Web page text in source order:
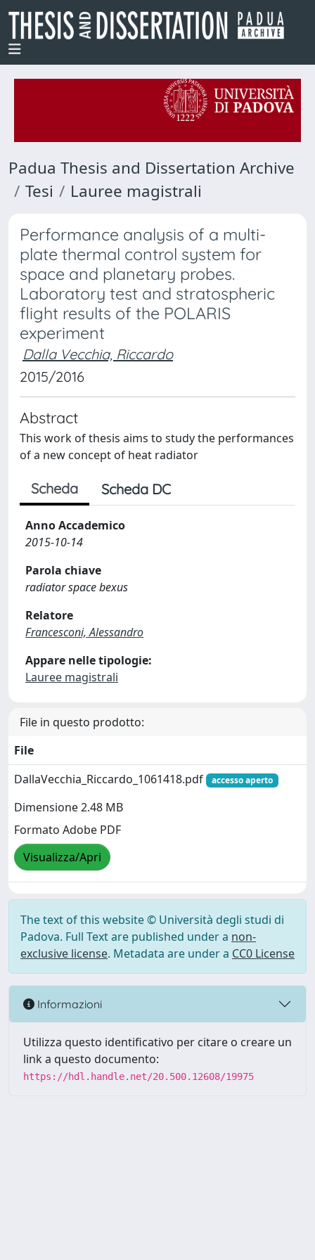
Padua Thesis and Dissertation Archive
Tesi
Lauree magistrali
Performance analysis of a multi-
plate thermal control system for
space and planetary probes.
Laboratory test and stratospheric
flight results of the POLARIS
experiment
Dalla Vecchia, Riccardo
2015/2016
Abstract
This work of thesis aims to study the performances
of a new concept of heat radiator
Scheda Scheda DC
Anno Accademico
2015-10-14
Parola chiave
radiator space bexus
Relatore
Francesconi, Alessandro
Appare nelle tipologie:
Lauree magistrali
File in questo prodotto:
File
DallaVecchia_Riccardo_1061418.pdf
accesso aperto
Dimensione 2.48 MB
Formato Adobe PDF
Visualizza/Apri
The text of this website © Università degli studi di
Padova. Full Text are published under a non-
exclusive license. Metadata are under a CC0 License
Informazioni
Utilizza questo identificativo per citare o creare un
link a questo documento:
https://hdl.handle.net/20.500.12608/19975